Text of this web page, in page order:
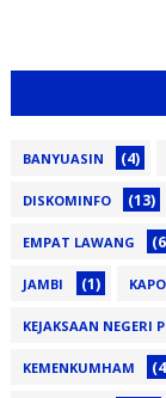
BANYUASIN (4)
DISKOMINFO (13)
EMPAT LAWANG
JAMBI (1)
KEJAKSAAN NEGERI
KEMENKUMHAM